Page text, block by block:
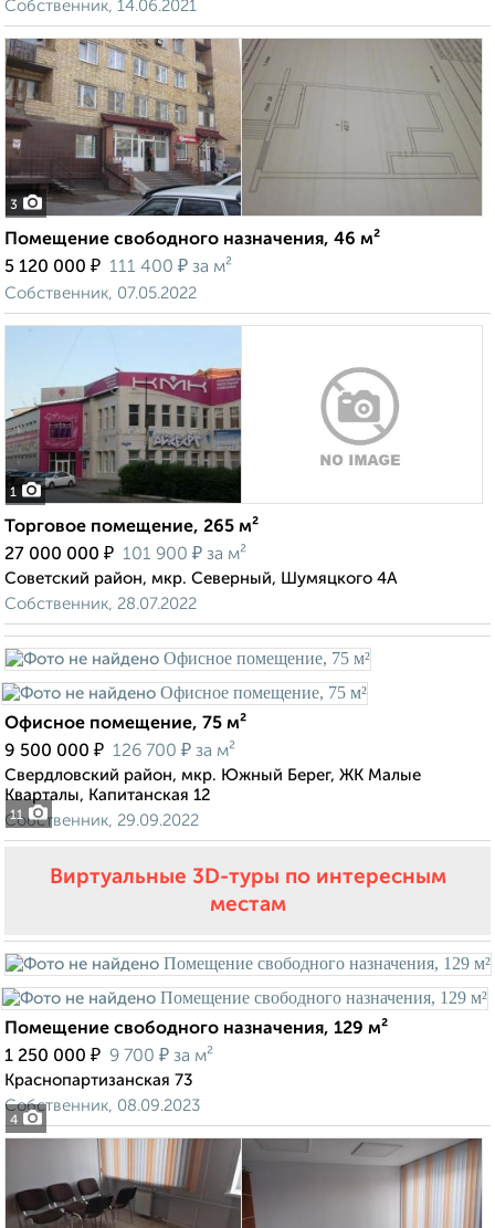
Собственник, 14.06.2021
3
Помещение свободного назначения, 46 м²
5 120 000 ₽ 111 400 ₽ за м²
Собственник, 07.05.2022
1
Торговое помещение, 265 м²
27 000 000 ₽ 101 900 ₽ за м²
Советский район, мкр. Северный, Шумяцкого 4А
Собственник, 28.07.2022
11
Офисное помещение, 75 м²
9 500 000 ₽ 126 700 ₽ за м²
Свердловский район, мкр. Южный Берег, ЖК Малые
Кварталы, Капитанская 12
Собственник, 29.09.2022
Виртуальные 3D-туры по интересным
местам
4
Помещение свободного назначения, 129 м²
1 250 000 ₽ 9 700 ₽ за м²
Краснопартизанская 73
Собственник, 08.09.2023